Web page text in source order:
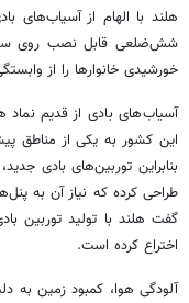
هلند با الهام از آسیاب‌های
شش‌ضلعی قابل نصب روی سقف
خورشیدی خانوارها را از
آسیاب‌های بادی از قدیم نماد
این کشور به یکی از مناطق
بنابراین توربین‌های بادی
طراحی کرده که نیاز آن به
گفت هلند با تولید توربین
اختراع کرده است‌.
آلودگی هوا، کمبود زمین به